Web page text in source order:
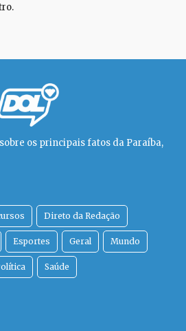
os principais fatos da Paraíba,
Direto da Redação
Esportes Geral Mundo
Saúde